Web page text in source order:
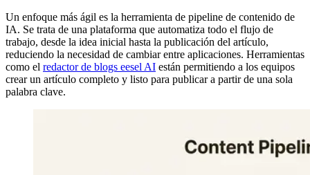
Un enfoque más ágil es la herramienta de pipeline de contenido de
IA. Se trata de una plataforma que automatiza todo el flujo de
trabajo, desde la idea inicial hasta la publicación del artículo,
reduciendo la necesidad de cambiar entre aplicaciones. Herramientas
como el redactor de blogs eesel AI están permitiendo a los equipos
crear un artículo completo y listo para publicar a partir de una sola
palabra clave.